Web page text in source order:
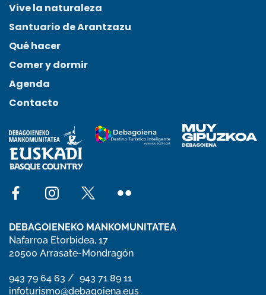
Vive la naturaleza
Santuario de Arantzazu
Qué hacer
Comer y dormir
Agenda
Contacto
Social network facebook
Social network instagram
Social network x
Social network flickr
DEBAGOIENEKO MANKOMUNITATEA
Nafarroa Etorbidea, 17
20500 Arrasate-Mondragón
phone number 943 79 64 63
943 79 64 63 phone number 943 71 89 11
943 71 89 11
email infoturismo@debagoiena.eus
infoturismo@debagoiena.eus